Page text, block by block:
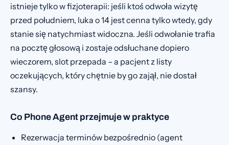
istnieje tylko w fizjoterapii: jeśli ktoś odwoła wizytę
przed południem, luka o 14 jest cenna tylko wtedy, gdy
stanie się natychmiast widoczna. Jeśli odwołanie trafia
na pocztę głosową i zostaje odsłuchane dopiero
wieczorem, slot przepada – a pacjent z listy
oczekujących, który chętnie by go zajął, nie dostał
szansy.
Co Phone Agent przejmuje w praktyce
Rezerwacja terminów bezpośrednio (agent